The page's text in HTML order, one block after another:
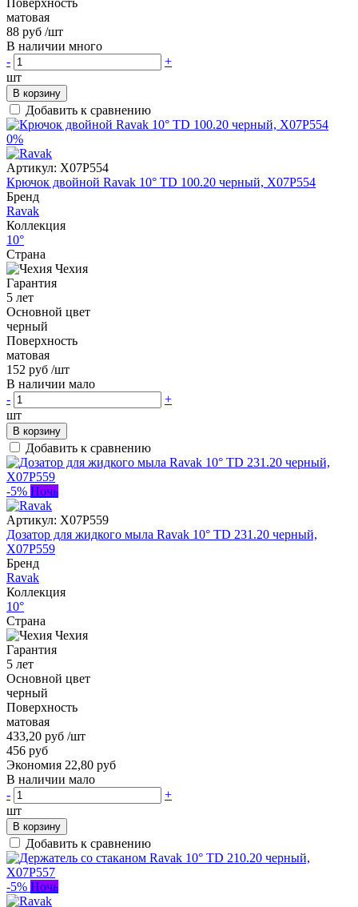
матовая
88 руб /шт
В наличии много
-
+
шт
В корзину
Добавить к сравнению
0%
Артикул: X07P554
Крючок двойной Ravak 10° TD 100.20 черный, X07P554
Бренд
Ravak
Коллекция
10°
Страна
Чехия
Гарантия
5 лет
Основной цвет
черный
Поверхность
матовая
152 руб /шт
В наличии мало
-
+
шт
В корзину
Добавить к сравнению
-5% Ночь
Артикул: X07P559
Дозатор для жидкого мыла Ravak 10° TD 231.20 черный,
X07P559
Бренд
Ravak
Коллекция
10°
Страна
Чехия
Гарантия
5 лет
Основной цвет
черный
Поверхность
матовая
433,20 руб /шт
456 руб
Экономия 22,80 руб
В наличии мало
-
+
шт
В корзину
Добавить к сравнению
-5% Ночь